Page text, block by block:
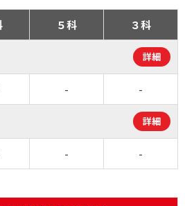
５科 ３科
詳細
- -
詳細
- -